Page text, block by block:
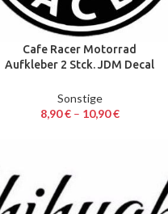
Cafe Racer Motorrad
Aufkleber 2 Stck. JDM Decal
Sonstige
8,90€– 10,90€